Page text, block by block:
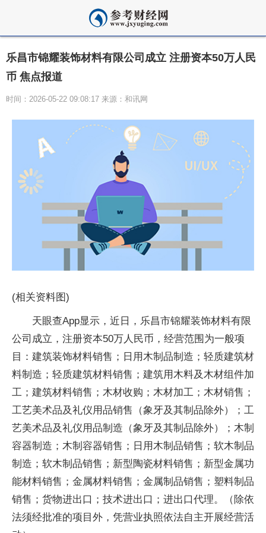
乐昌市锦耀装饰材料有限公司成立 注册资本50万人民
币 焦点报道
时间：2026-05-22 09:08:17 来源：和讯网
(相关资料图)
天眼查App显示，近日，乐昌市锦耀装饰材料有限
公司成立，注册资本50万人民币，经营范围为一般项
目：建筑装饰材料销售；日用木制品制造；轻质建筑材
料制造；轻质建筑材料销售；建筑用木料及木材组件加
工；建筑材料销售；木材收购；木材加工；木材销售；
工艺美术品及礼仪用品销售（象牙及其制品除外）；工
艺美术品及礼仪用品制造（象牙及其制品除外）；木制
容器制造；木制容器销售；日用木制品销售；软木制品
制造；软木制品销售；新型陶瓷材料销售；新型金属功
能材料销售；金属材料销售；金属制品销售；塑料制品
销售；货物进出口；技术进出口；进出口代理。（除依
法须经批准的项目外，凭营业执照依法自主开展经营活